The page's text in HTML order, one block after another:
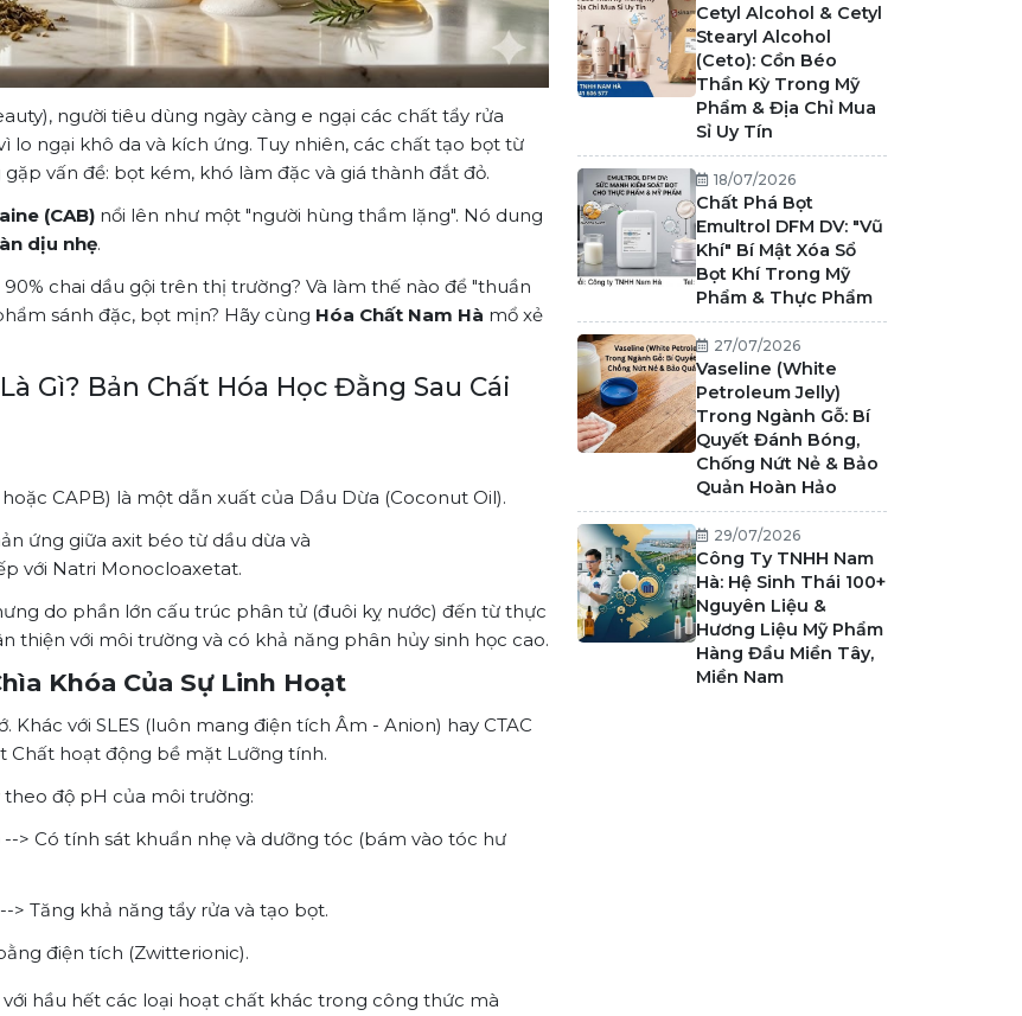
người tiêu dùng ngày càng e ngại các chất tẩy rửa
lo ngại khô da và kích ứng. Tuy nhiên, các chất tạo bọt từ
vấn đề: bọt kém, khó làm đặc và giá thành đắt đỏ.
(CAB) nổi lên như một "người hùng thầm lặng". Nó dung
dịu nhẹ.
chai dầu gội trên thị trường? Và làm thế nào để "thuần
sánh đặc, bọt mịn? Hãy cùng Hóa Chất Nam Hà mổ xẻ
Gì? Bản Chất Hóa Học Đằng Sau Cái
CAPB) là một dẫn xuất của Dầu Dừa (Coconut Oil).
ứng giữa axit béo từ dầu dừa và
với Natri Monocloaxetat.
do phần lớn cấu trúc phân tử (đuôi kỵ nước) đến từ thực
thiện với môi trường và có khả năng phân hủy sinh học cao.
Khóa Của Sự Linh Hoạt
với SLES (luôn mang điện tích Âm - Anion) hay CTAC
Chất hoạt động bề mặt Lưỡng tính.
độ pH của môi trường:
--> Có tính sát khuẩn nhẹ và dưỡng tóc (bám vào tóc hư
--> Tăng khả năng tẩy rửa và tạo bọt.
điện tích (Zwitterionic).
hầu hết các loại hoạt chất khác trong công thức mà
Cetyl Alcohol & Cetyl
Stearyl Alcohol
(Ceto): Cồn Béo
Thần Kỳ Trong Mỹ
Phẩm & Địa Chỉ Mua
Sỉ Uy Tín
18/07/2026
Chất Phá Bọt
Emultrol DFM DV: "Vũ
Khí" Bí Mật Xóa Sổ
Bọt Khí Trong Mỹ
Phẩm & Thực Phẩm
27/07/2026
Vaseline (White
Petroleum Jelly)
Trong Ngành Gỗ: Bí
Quyết Đánh Bóng,
Chống Nứt Nẻ & Bảo
Quản Hoàn Hảo
29/07/2026
Công Ty TNHH Nam
Hà: Hệ Sinh Thái 100+
Nguyên Liệu &
Hương Liệu Mỹ Phẩm
Hàng Đầu Miền Tây,
Miền Nam